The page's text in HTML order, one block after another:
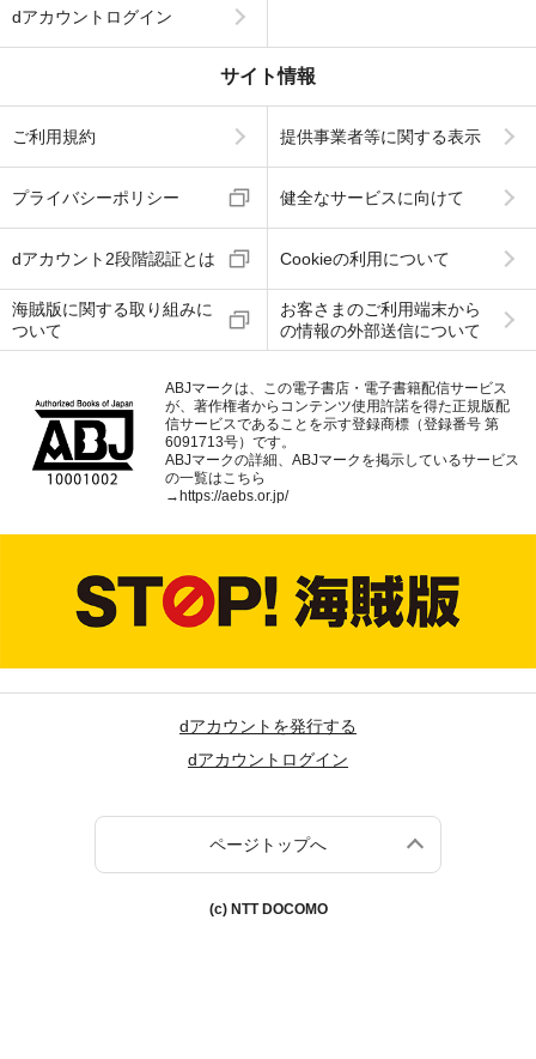
dアカウントログイン
サイト情報
ご利用規約 提供事業者等に関する表示
プライバシーポリシー 健全なサービスに向けて
dアカウント2段階認証とは Cookieの利用について
海賊版に関する取り組みに
ついて
お客さまのご利用端末から
の情報の外部送信について
ABJマークは、この電子書店・電子書籍配信サービス
が、著作権者からコンテンツ使用許諾を得た正規版配
信サービスであることを示す登録商標（登録番号 第
6091713号）です。
ABJマークの詳細、ABJマークを掲示しているサービス
の一覧はこちら
→https://aebs.or.jp/
dアカウントを発行する
dアカウントログイン
ページトップへ
(c) NTT DOCOMO